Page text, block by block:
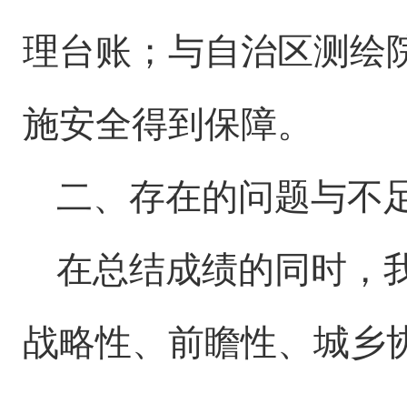
理台账；与自治区测绘
施安全得到保障。
二、存在的问题与不
在总结成绩的同时，
战略性、前瞻性、城乡